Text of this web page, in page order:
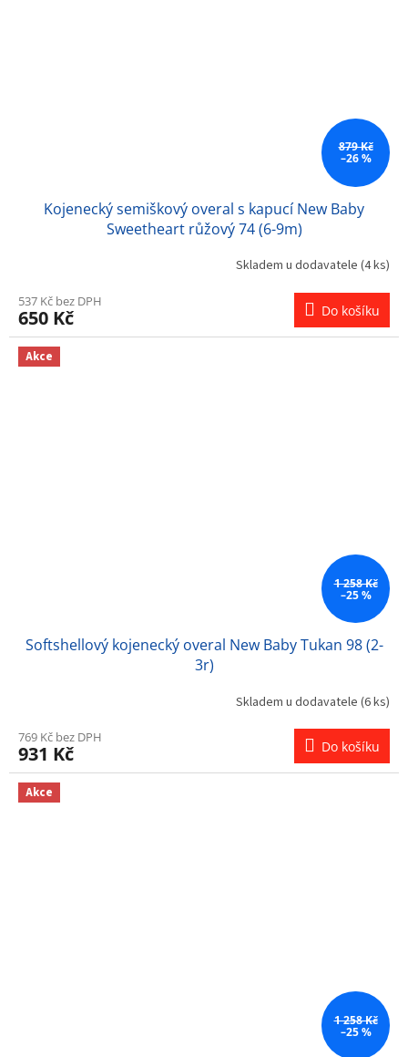
879 Kč
–26 %
Kojenecký semiškový overal s kapucí New Baby
Sweetheart růžový 74 (6-9m)
Skladem u dodavatele (4 ks)
537 Kč bez DPH
650 Kč Do košíku
Akce
1 258 Kč
–25 %
Softshellový kojenecký overal New Baby Tukan 98 (2-
3r)
Skladem u dodavatele (6 ks)
769 Kč bez DPH
931 Kč Do košíku
Akce
1 258 Kč
–25 %